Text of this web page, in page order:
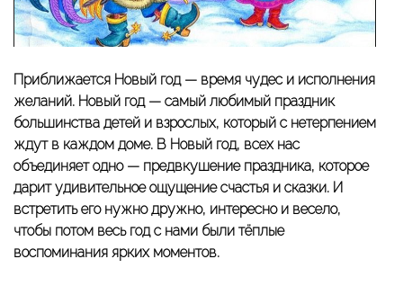
Приближается Новый год — время чудес и исполнения
желаний. Новый год — самый любимый праздник
большинства детей и взрослых, который с нетерпением
ждут в каждом доме. В Новый год, всех нас
объединяет одно — предвкушение праздника, которое
дарит удивительное ощущение счастья и сказки. И
встретить его нужно дружно, интересно и весело,
чтобы потом весь год с нами были тёплые
воспоминания ярких моментов.